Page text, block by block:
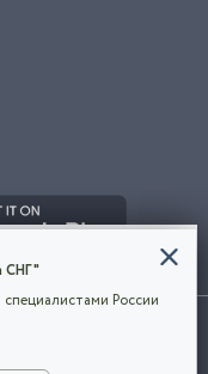
означает
их
СНГ"
России